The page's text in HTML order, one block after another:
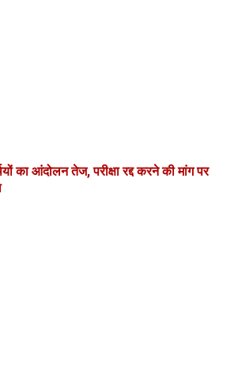
का आंदोलन तेज, परीक्षा रद्द करने की मांग पर